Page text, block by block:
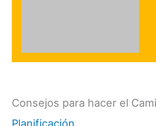
Consejos para hacer el
Planificación